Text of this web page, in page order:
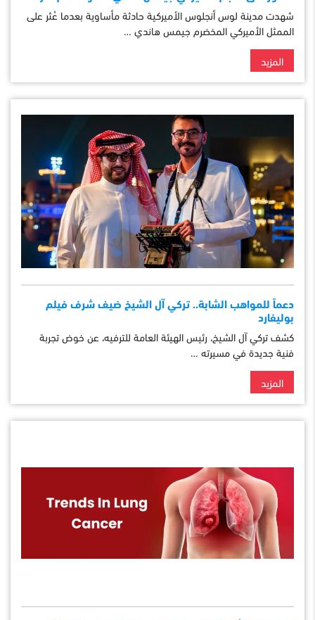
شهدت مدينة لوس أنجلوس الأميركية حادثة مأساوية بعدما عُثر على
الممثل الأميركي المخضرم جيمس هاندي …
المزيد
دعماً للمواهب الشابة.. تركي آل الشيخ ضيف شرف فيلم
بوليفارد
كشف تركي آل الشيخ، رئيس الهيئة العامة للترفيه، عن خوض تجربة
فنية جديدة في مسيرته …
المزيد